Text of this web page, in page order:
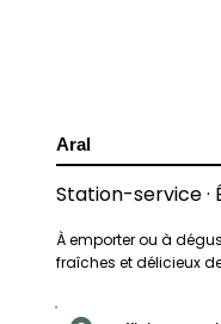
Aral
Station-service ·
À emporter ou à
fraîches et délicieux